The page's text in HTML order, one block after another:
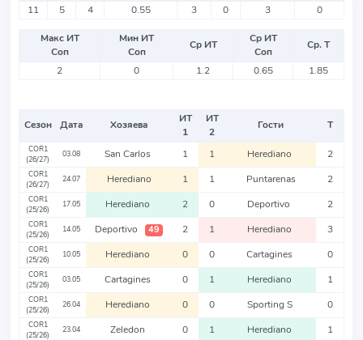
11
5 4 0.55 3 0 3 0
Макс ИТ
Соп
Мин ИТ
Соп
Ср ИТ
Ср ИТ
Соп
Ср. Т
2
0 1.2 0.65 1.85
Сезон Дата Хозяева
ИТ
1
ИТ
2
Гости Т
COR1
(26/27)
03.08 San Carlos 1 1 Herediano 2
COR1
(26/27)
24.07 Herediano 1 1 Puntarenas 2
COR1
(25/26)
17.05 Herediano 2 0 Deportivo 2
COR1
(25/26)
14.05 Deportivo 49 2 1 Herediano 3
COR1
(25/26)
10.05 Herediano 0 0 Cartagines 0
COR1
(25/26)
03.05 Cartagines 0 1 Herediano 1
COR1
(25/26)
26.04 Herediano 0 0 Sporting S 0
COR1
(25/26)
23.04 Zeledon 0 1 Herediano 1